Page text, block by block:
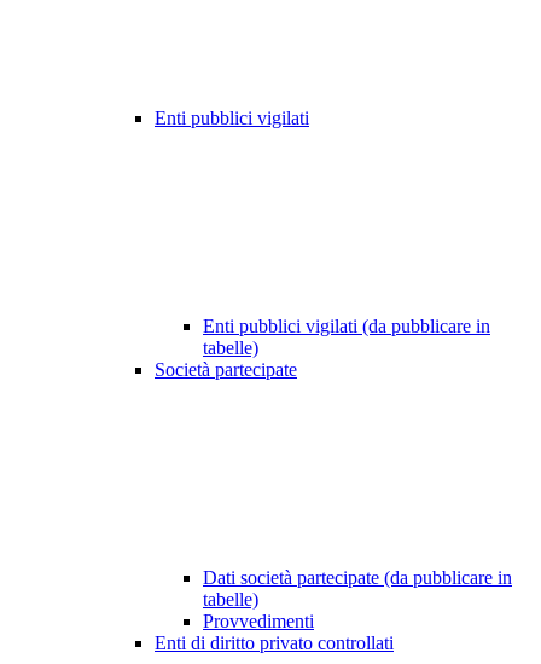
Enti pubblici vigilati
Enti pubblici vigilati (da pubblicare in
tabelle)
Società partecipate
Dati società partecipate (da pubblicare in
tabelle)
Provvedimenti
Enti di diritto privato controllati